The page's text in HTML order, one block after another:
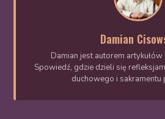
Damian
Damian jest autorem
Spowiedź, gdzie dzieli się
duchowego i sakramentu